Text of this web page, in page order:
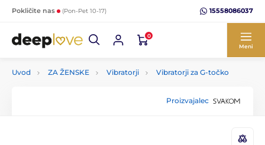
Pokličite nas (Pon-Pet 10-17) 15558086037
0
Meni
Uvod ZA ŽENSKE Vibratorji Vibratorji za G-točko
Proizvajalec